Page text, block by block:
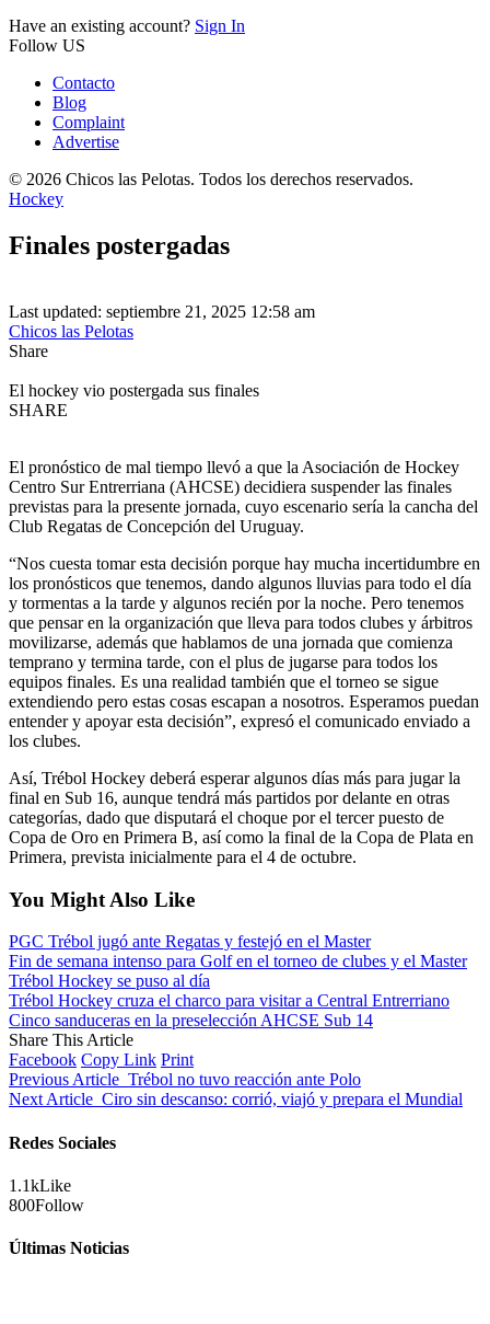
Have an existing account? Sign In
Follow US
Contacto
Blog
Complaint
Advertise
© 2026 Chicos las Pelotas. Todos los derechos reservados.
Hockey
Finales postergadas
Last updated: septiembre 21, 2025 12:58 am
Chicos las Pelotas
Share
El hockey vio postergada sus finales
SHARE
El pronóstico de mal tiempo llevó a que la Asociación de Hockey
Centro Sur Entrerriana (AHCSE) decidiera suspender las finales
previstas para la presente jornada, cuyo escenario sería la cancha del
Club Regatas de Concepción del Uruguay.
“Nos cuesta tomar esta decisión porque hay mucha incertidumbre en
los pronósticos que tenemos, dando algunos lluvias para todo el día
y tormentas a la tarde y algunos recién por la noche. Pero tenemos
que pensar en la organización que lleva para todos clubes y árbitros
movilizarse, además que hablamos de una jornada que comienza
temprano y termina tarde, con el plus de jugarse para todos los
equipos finales. Es una realidad también que el torneo se sigue
extendiendo pero estas cosas escapan a nosotros. Esperamos puedan
entender y apoyar esta decisión”, expresó el comunicado enviado a
los clubes.
Así, Trébol Hockey deberá esperar algunos días más para jugar la
final en Sub 16, aunque tendrá más partidos por delante en otras
categorías, dado que disputará el choque por el tercer puesto de
Copa de Oro en Primera B, así como la final de la Copa de Plata en
Primera, prevista inicialmente para el 4 de octubre.
You Might Also Like
PGC Trébol jugó ante Regatas y festejó en el Master
Fin de semana intenso para Golf en el torneo de clubes y el Master
Trébol Hockey se puso al día
Trébol Hockey cruza el charco para visitar a Central Entrerriano
Cinco sanduceras en la preselección AHCSE Sub 14
Share This Article
Facebook Copy Link Print
Previous Article Trébol no tuvo reacción ante Polo
Next Article Ciro sin descanso: corrió, viajó y prepara el Mundial
Redes Sociales
1.1kLike
800Follow
Últimas Noticias